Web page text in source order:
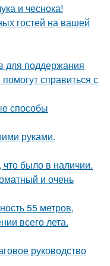
и чеснока!
гостей на вашей
для поддержания
справиться с
способы
руками.
что было в наличии.
и очень
55 метров,
всего лета.
руководство